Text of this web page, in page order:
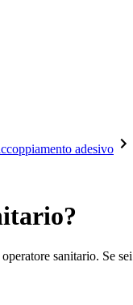
infezioni
trattamento del sangue
adesivo
sanitario. Se